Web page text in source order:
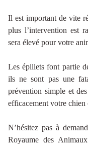
Il est important de vite
plus l’intervention est
sera élevé pour votre
Les épillets font partie
ils ne sont pas une
prévention simple et
efficacement votre chien
N’hésitez pas à
Royaume des